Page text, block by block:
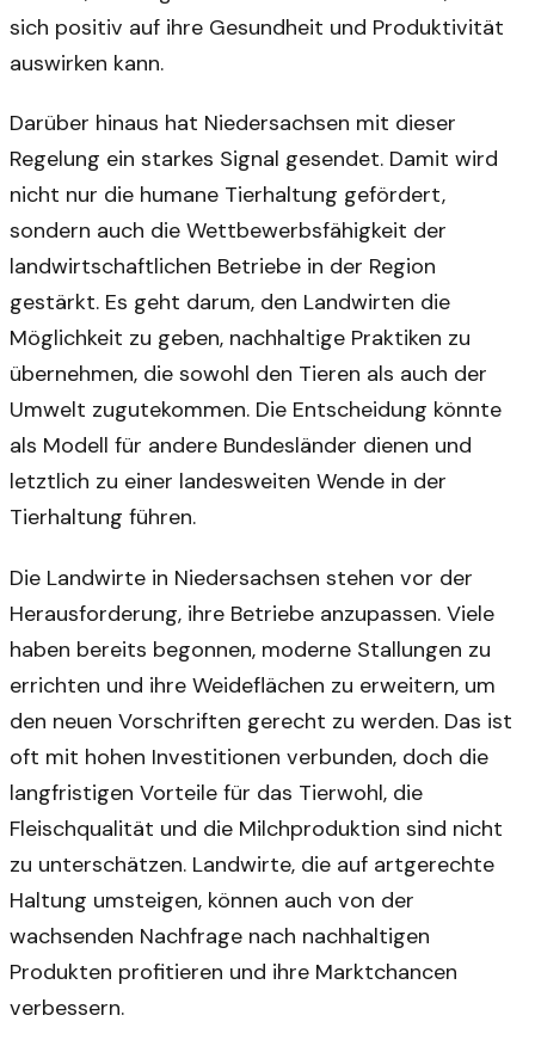
sich positiv auf ihre Gesundheit und Produktivität
auswirken kann.
Darüber hinaus hat Niedersachsen mit dieser
Regelung ein starkes Signal gesendet. Damit wird
nicht nur die humane Tierhaltung gefördert,
sondern auch die Wettbewerbsfähigkeit der
landwirtschaftlichen Betriebe in der Region
gestärkt. Es geht darum, den Landwirten die
Möglichkeit zu geben, nachhaltige Praktiken zu
übernehmen, die sowohl den Tieren als auch der
Umwelt zugutekommen. Die Entscheidung könnte
als Modell für andere Bundesländer dienen und
letztlich zu einer landesweiten Wende in der
Tierhaltung führen.
Die Landwirte in Niedersachsen stehen vor der
Herausforderung, ihre Betriebe anzupassen. Viele
haben bereits begonnen, moderne Stallungen zu
errichten und ihre Weideflächen zu erweitern, um
den neuen Vorschriften gerecht zu werden. Das ist
oft mit hohen Investitionen verbunden, doch die
langfristigen Vorteile für das Tierwohl, die
Fleischqualität und die Milchproduktion sind nicht
zu unterschätzen. Landwirte, die auf artgerechte
Haltung umsteigen, können auch von der
wachsenden Nachfrage nach nachhaltigen
Produkten profitieren und ihre Marktchancen
verbessern.